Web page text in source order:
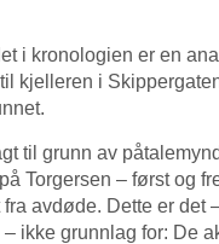
i kronologien er en
kjelleren i
til grunn av
Torgersen – først og
avdøde. Dette er det
ikke grunnlag for: De